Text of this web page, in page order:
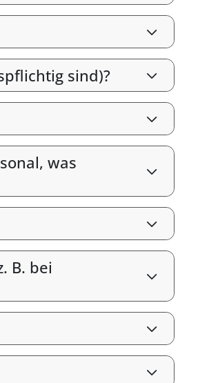
sind)?
was
B. bei